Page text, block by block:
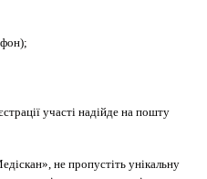
участі надійде на пошту
не пропустіть унікальну